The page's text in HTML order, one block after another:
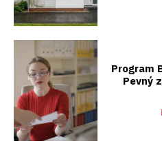
Program
Pevný